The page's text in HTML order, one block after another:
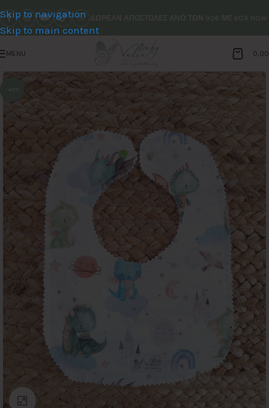
Skip to navigation
Skip to main content
MENU
Click to enlarge